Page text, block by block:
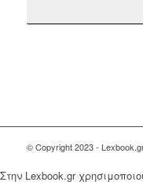
© Copyright 2023 -
Στην Lexbook.gr